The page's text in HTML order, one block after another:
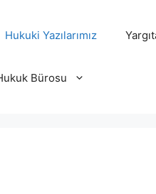
Hukuki Yazılarımız
Bürosu